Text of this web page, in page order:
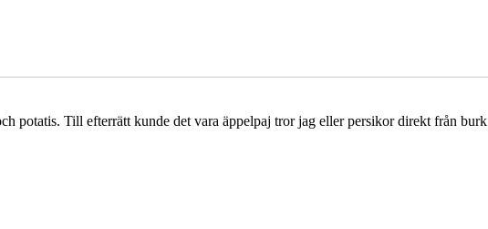
potatis. Till efterrätt kunde det vara äppelpaj tror jag eller persikor direkt från burk